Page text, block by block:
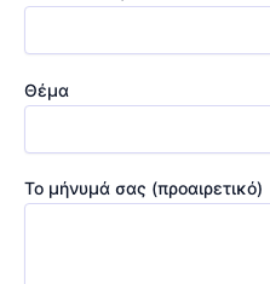
Θέμα
Το μήνυμά σας (προαιρετικό)